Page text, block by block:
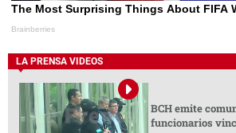
LA PRENSA VIDEOS
BCH emite
funcionarios